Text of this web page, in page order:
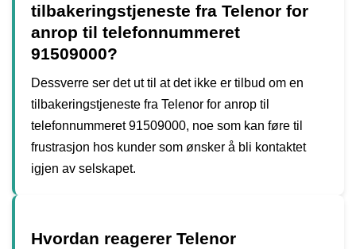
tilbakeringstjeneste fra Telenor for
anrop til telefonnummeret
91509000?
Dessverre ser det ut til at det ikke er tilbud om en
tilbakeringstjeneste fra Telenor for anrop til
telefonnummeret 91509000, noe som kan føre til
frustrasjon hos kunder som ønsker å bli kontaktet
igjen av selskapet.
Hvordan reagerer Telenor